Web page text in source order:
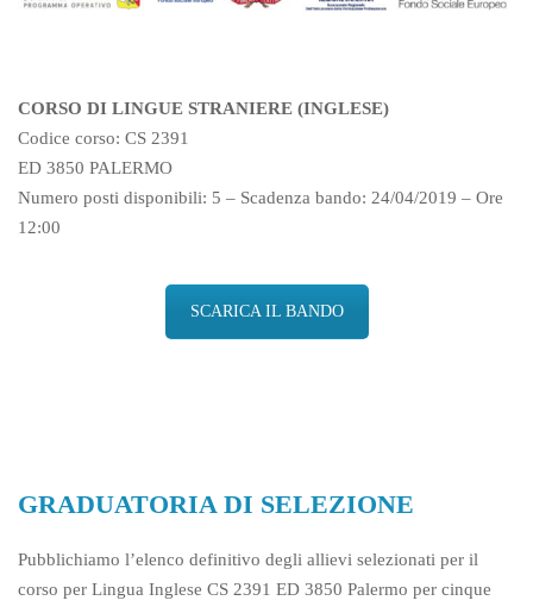
CORSO DI LINGUE STRANIERE (INGLESE)
Codice corso: CS 2391
ED 3850 PALERMO
Numero posti disponibili: 5 – Scadenza bando: 24/04/2019 – Ore
12:00
SCARICA IL BANDO
GRADUATORIA DI SELEZIONE
Pubblichiamo l’elenco definitivo degli allievi selezionati per il
corso per Lingua Inglese CS 2391 ED 3850 Palermo per cinque